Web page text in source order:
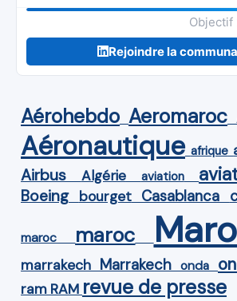
Objectif
Rejoindre la
Aérohebdo Aeromaroc
Aéronautique afrique
Airbus Algérie aviation
Boeing bourget Casablanca
maroc maroc
marrakech Marrakech onda
ram RAM revue de presse